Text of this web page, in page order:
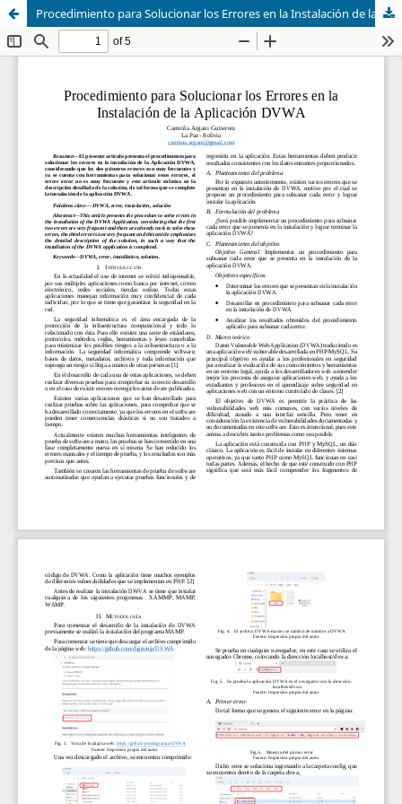
Procedimiento para Solucionar los Errores en la Instalación de la Aplicación DVWA